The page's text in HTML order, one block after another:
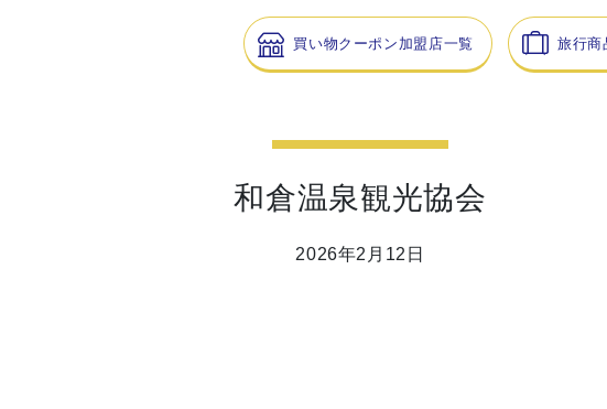
買い物クーポン加盟店一覧 旅行商
和倉温泉観光協会
2026年2月12日